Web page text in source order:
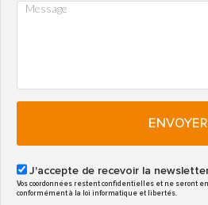
ENVOYER
J'accepte de recevoir la
Vos coordonnées restent confidentielles et ne seront
conformément à la loi informatique et libertés.